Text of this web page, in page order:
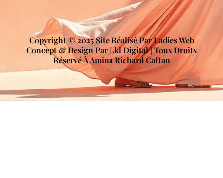
Copyright © 2025 Site Réalisé Par Ladies Web
Concept & Design Par Lkl Digital | Tous Droits
Réservé À Amina Richard Caftan